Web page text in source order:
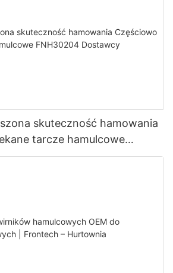
skuteczność hamowania
tarcze hamulcowe